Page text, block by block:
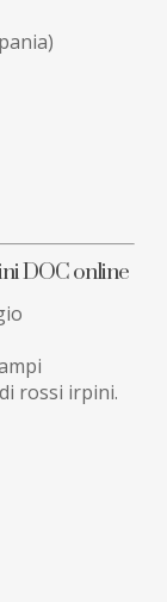
DOC online
rossi irpini.